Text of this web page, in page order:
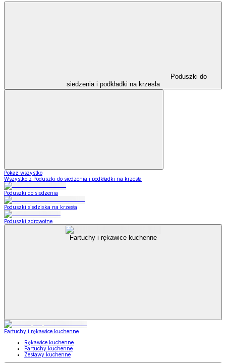
Poduszki do
siedzenia i podkładki na krzesła
Pokaż wszystko
Wszystko z Poduszki do siedzenia i podkładki na krzesła
Poduszki do siedzenia
Poduszki siedziska na krzesła
Poduszki zdrowotne
Fartuchy i rękawice kuchenne
Fartuchy i rękawice kuchenne
Rękawice kuchenne
Fartuchy kuchenne
Zestawy kuchenne